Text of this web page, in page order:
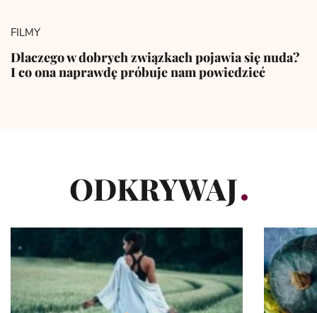
FILMY
Dlaczego w dobrych związkach pojawia się nuda?
I co ona naprawdę próbuje nam powiedzieć
ODKRYWAJ